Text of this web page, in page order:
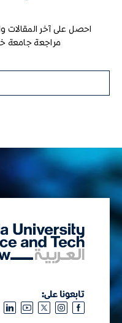
احصل على آخر المقالات
مراجعة جامعة
تابعونا على: